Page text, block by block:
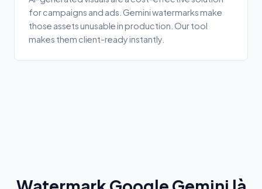
for campaigns and ads. Gemini watermarks make
those assets unusable in production. Our tool
makes them client-ready instantly.